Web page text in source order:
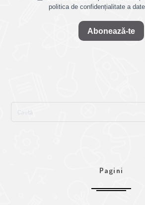
politica de confidențialitate a
Abonează-te
Pagini